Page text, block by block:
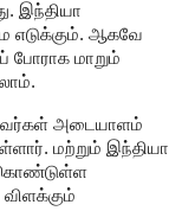
இந்தியா
எடுக்கும். ஆகவே
போராக மாறும்
அடையாளம்
மற்றும் இந்தியா
கொண்டுள்ள